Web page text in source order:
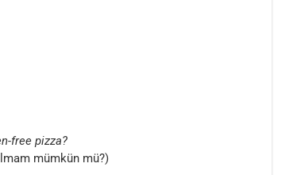
free pizza?
mümkün mü?)